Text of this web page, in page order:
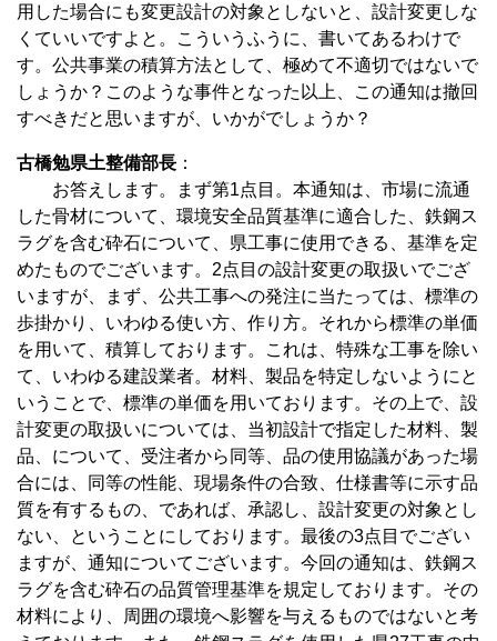
用した場合にも変更設計の対象としないと、設計変更しな
くていいですよと。こういうふうに、書いてあるわけで
す。公共事業の積算方法として、極めて不適切ではないで
しょうか？このような事件となった以上、この通知は撤回
すべきだと思いますが、いかがでしょうか？
古橋勉県土整備部長 ：
お答えします。まず第1点目。本通知は、市場に流通
した骨材について、環境安全品質基準に適合した、鉄鋼ス
ラグを含む砕石について、県工事に使用できる、基準を定
めたものでございます。2点目の設計変更の取扱いでござ
いますが、まず、公共工事への発注に当たっては、標準の
歩掛かり、いわゆる使い方、作り方。それから標準の単価
を用いて、積算しております。これは、特殊な工事を除い
て、いわゆる建設業者。材料、製品を特定しないようにと
いうことで、標準の単価を用いております。その上で、設
計変更の取扱いについては、当初設計で指定した材料、製
品、について、受注者から同等、品の使用協議があった場
合には、同等の性能、現場条件の合致、仕様書等に示す品
質を有するもの、であれば、承認し、設計変更の対象とし
ない、ということにしております。最後の3点目でござい
ますが、通知についてございます。今回の通知は、鉄鋼ス
ラグを含む砕石の品質管理基準を規定しております。その
材料により、周囲の環境へ影響を与えるものではないと考